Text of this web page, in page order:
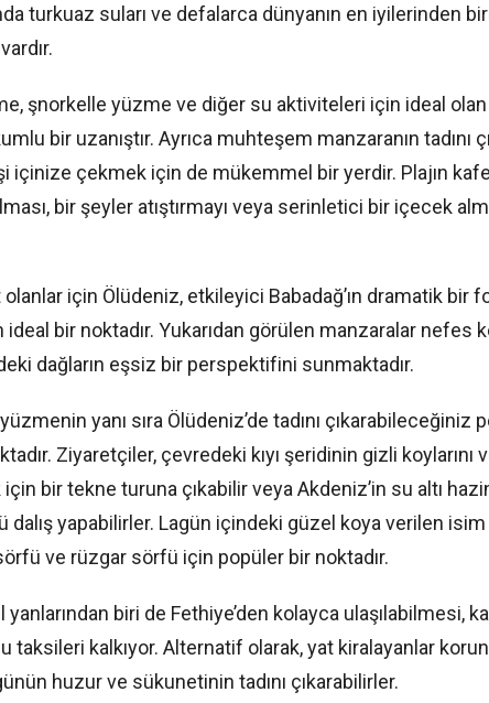
turkuaz suları ve defalarca dünyanın en iyilerinden
şnorkelle yüzme ve diğer su aktiviteleri için ideal
bir uzanıştır. Ayrıca muhteşem manzaranın tadını
içinize çekmek için de mükemmel bir yerdir. Plajın
bir şeyler atıştırmayı veya serinletici bir içecek
için Ölüdeniz, etkileyici Babadağ’ın dramatik bir
bir noktadır. Yukarıdan görülen manzaralar nefes
dağların eşsiz bir perspektifini sunmaktadır.
yanı sıra Ölüdeniz’de tadını çıkarabileceğiniz
Ziyaretçiler, çevredeki kıyı şeridinin gizli koylarını
için bir tekne turuna çıkabilir veya Akdeniz’in su altı
yapabilirler. Lagün içindeki güzel koya verilen isim
ve rüzgar sörfü için popüler bir noktadır.
yanlarından biri de Fethiye’den kolayca ulaşılabilmesi,
taksileri kalkıyor. Alternatif olarak, yat kiralayanlar
huzur ve sükunetinin tadını çıkarabilirler.